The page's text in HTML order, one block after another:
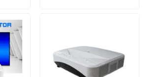
whiteboard
Whiteboard